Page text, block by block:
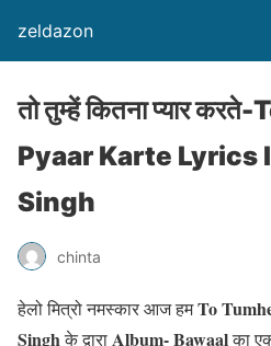
zeldazon
तो तुम्हें कितना प्यार
Pyaar Karte
Singh
chinta
हेलो मित्रो नमस्कार आज हमTo
Singhके द्वाराAlbum- Bawaalका